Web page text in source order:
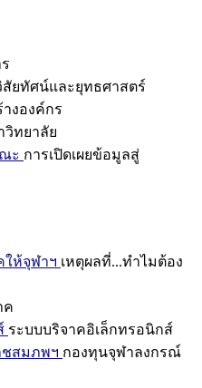
สัยทัศน์และยุทธศาสตร์
งองค์กร
วิทยาลัย
ะ การเปิดเผยข้อมูลสู่
ให้จุฬาฯ เหตุผลที่...ทำไมต้อง
ค
ระบบบริจาคอิเล็กทรอนิกส์
ชสมภพฯ กองทุนจุฬาลงกรณ์